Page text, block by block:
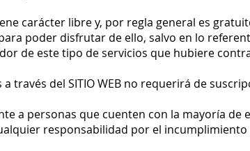
carácter libre y, por regla general es
poder disfrutar de ello, salvo en lo
de este tipo de servicios que hubiere
través del SITIO WEB no requerirá de
a personas que cuenten con la mayoría de
responsabilidad por el